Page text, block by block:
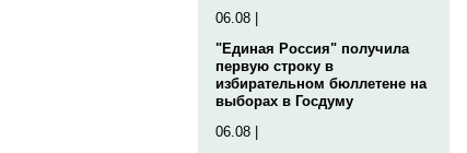
06.08 |
"Единая Россия" получила
первую строку в
избирательном бюллетене на
выборах в Госдуму
06.08 |